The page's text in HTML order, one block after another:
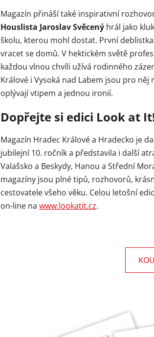
Magazín přináší také inspirativní
Houslista Jaroslav Svěcený hrál jako
školu, kterou mohl dostat. První
vracet se domů. V hektickém světě
každou vlnou chvíli užívá rodinného
Králové i Vysoká nad Labem jsou pro
oplývají vtipem a jednou ironií.
Dopřejte si edici Look at
Magazín Hradec Králové a Hradecko je
jubilejní 10. ročník a představila i další
Valašsko a Beskydy, Hanou a Střední
magazíny jsou plné tipů, rozhovorů,
cestovatele všeho věku. Celou letošní
on-line na www.lookatit.cz.